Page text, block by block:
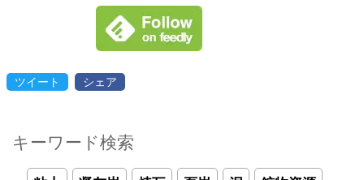
ツイート シェア
キーワード検索